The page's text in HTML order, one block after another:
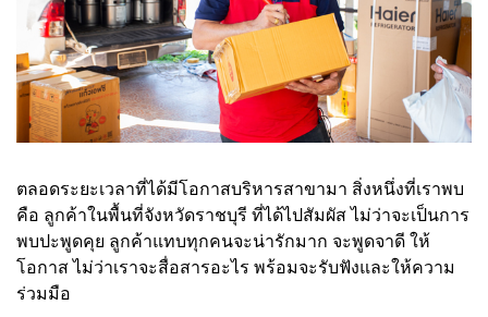
ตลอดระยะเวลาที่ได้มีโอกาสบริหารสาขามา สิ่งหนึ่งที่เราพบ
คือ ลูกค้าในพื้นที่จังหวัดราชบุรี ที่ได้ไปสัมผัส ไม่ว่าจะเป็นการ
พบปะพูดคุย ลูกค้าแทบทุกคนจะน่ารักมาก จะพูดจาดี ให้
โอกาส ไม่ว่าเราจะสื่อสารอะไร พร้อมจะรับฟังและให้ความ
ร่วมมือ